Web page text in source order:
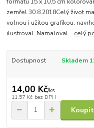
zemřel 30.8.2018Celý život
volnou i užitou grafikou,
ilustroval. Namaloval... celý
Dostupnost Skladem
14,00 Kč/ks
11,57 Kč bez DPH
Koupit